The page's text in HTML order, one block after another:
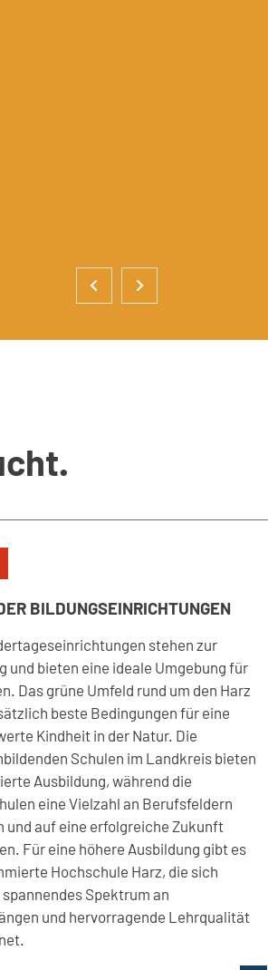
BILDUNGSEINRICHTUNGEN
stehen zur
und bieten eine ideale Umgebung für
Das grüne Umfeld rund um den Harz
beste Bedingungen für eine
Kindheit in der Natur. Die
Schulen im Landkreis bieten
Ausbildung, während die
eine Vielzahl an Berufsfeldern
und auf eine erfolgreiche Zukunft
Für eine höhere Ausbildung gibt es
Hochschule Harz, die sich
Spektrum an
und hervorragende Lehrqualität